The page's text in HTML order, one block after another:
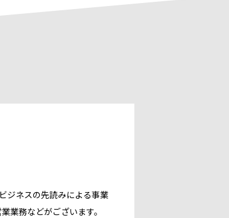
ジネスの先読みによる事業
業務などがございます。